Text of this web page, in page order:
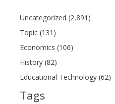
Uncategorized (2,891)
Topic (131)
Economics (106)
History (82)
Educational Technology (62)
Tags